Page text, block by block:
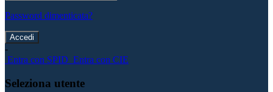
Password dimenticata?
-
Entra con SPID Entra con CIE
Seleziona utente